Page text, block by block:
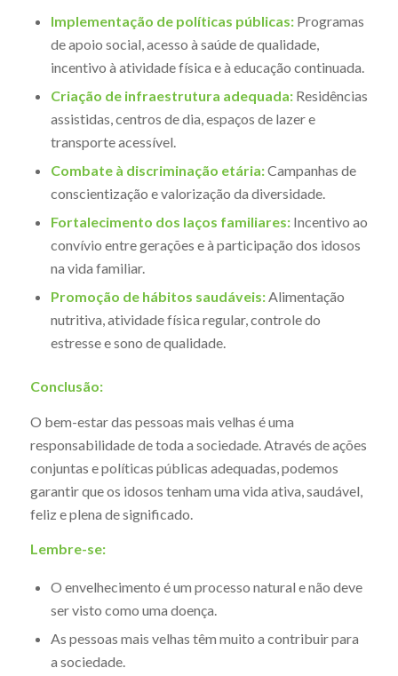
Implementação de políticas públicas:Programas
de apoio social, acesso à saúde de qualidade,
incentivo à atividade física e à educação continuada.
Criação de infraestrutura adequada:Residências
assistidas, centros de dia, espaços de lazer e
transporte acessível.
Combate à discriminação etária:Campanhas de
conscientização e valorização da diversidade.
Fortalecimento dos laços familiares:Incentivo ao
convívio entre gerações e à participação dos idosos
na vida familiar.
Promoção de hábitos saudáveis:Alimentação
nutritiva, atividade física regular, controle do
estresse e sono de qualidade.
Conclusão:
O bem-estar das pessoas mais velhas é uma
responsabilidade de toda a sociedade. Através de ações
conjuntas e políticas públicas adequadas, podemos
garantir que os idosos tenham uma vida ativa, saudável,
feliz e plena de significado.
Lembre-se:
O envelhecimento é um processo natural e não deve
ser visto como uma doença.
As pessoas mais velhas têm muito a contribuir para
a sociedade.